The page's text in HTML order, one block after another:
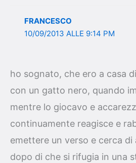
FRANCESCO
10/09/2013 ALLE 9:14 PM
ho sognato, che ero a casa
con un gatto nero, quando
mentre lo giocavo e
continuamente reagisce e
emettere un verso e cerca
dopo di che si rifugia in una